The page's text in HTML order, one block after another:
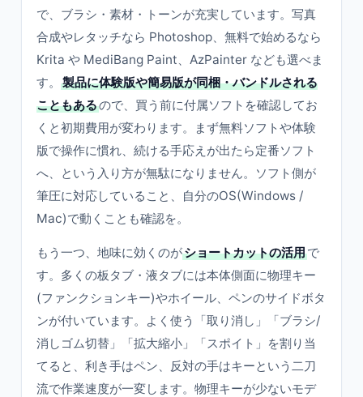
で、ブラシ・素材・トーンが充実しています。写真
合成やレタッチなら Photoshop、無料で始めるなら
Krita や MediBang Paint、AzPainter なども選べま
す。
製品に体験版や簡易版が同梱・バンドルされる
こともあるので、買う前に付属ソフトを確認してお
くと初期費用が変わります。まず無料ソフトや体験
版で操作に慣れ、続ける手応えが出たら定番ソフト
へ、という入り方が無駄になりません。ソフト側が
筆圧に対応していること、自分のOS(Windows /
Mac)で動くことも確認を。
もう一つ、地味に効くのがショートカットの活用で
す。多くの板タブ・液タブには本体側面に物理キー
(ファンクションキー)やホイール、ペンのサイドボタ
ンが付いています。よく使う「取り消し」「ブラシ/
消しゴム切替」「拡大縮小」「スポイト」を割り当
てると、利き手はペン、反対の手はキーという二刀
流で作業速度が一変します。物理キーが少ないモデ